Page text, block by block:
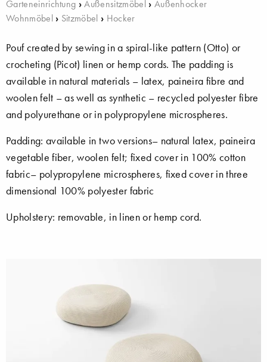
Garteneinrichtung ›Außensitzmöbel› Außenhocker
Wohnmöbel› Sitzmöbel › Hocker
Pouf created by sewing in a spiral-like pattern (Otto) or
crocheting (Picot) linen or hemp cords. The padding is
available in natural materials – latex, paineira fibre and
woolen felt – as well as synthetic – recycled polyester fibre
and polyurethane or in polypropylene microspheres.
Padding: available in two versions– natural latex, paineira
vegetable fiber, woolen felt; fixed cover in 100% cotton
fabric– polypropylene microspheres, fixed cover in three
dimensional 100% polyester fabric
Upholstery: removable, in linen or hemp cord.